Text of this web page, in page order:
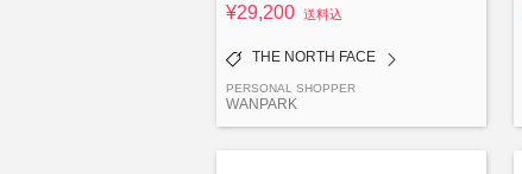
¥29,200 送料込
THE NORTH FACE
PERSONAL SHOPPER
WANPARK